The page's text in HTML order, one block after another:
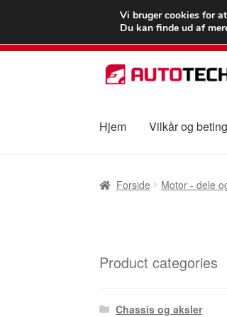
Spring
til
Spring
til
Hjem Vilkår og
Forside Motor - dele
Product categories
Chassis og aksler
Vi bruger cookies for
Du kan finde ud af